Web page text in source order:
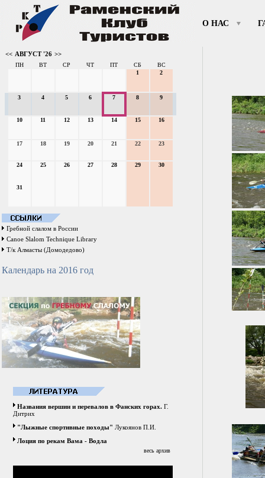
О НАС
<< АВГУСТ '26 >>
ПН ВТ СР ЧТ ПТ СБ
ВС
1
2
3 4 5 6 7 8 9
10 11 12 13 14 15 16
17 18 19 20 21 22 23
24 25 26 27 28 29 30
31
Гребной слалом в России
Canoe Slalom Technique Library
Т/к Алмасты (Домодедово)
Календарь на 2016 год
Названия вершин и перевалов в Фанских горах. Г.
Дитрих
"Лыжные спортивные походы" Лукоянов П.И.
Лоция по рекам Вама - Водла
весь архив